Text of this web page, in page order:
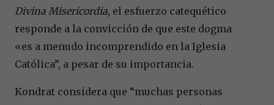
Divina Misericordia, el esfuerzo catequético
responde a la convicción de que este dogma
«es a menudo incomprendido en la Iglesia
Católica”, a pesar de su importancia.
Kondrat considera que “muchas personas